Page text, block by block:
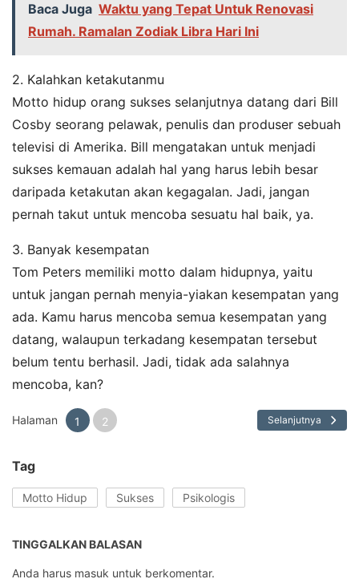
Baca Juga Waktu yang Tepat Untuk Renovasi
Rumah. Ramalan Zodiak Libra Hari Ini
2. Kalahkan ketakutanmu
Motto hidup orang sukses selanjutnya datang dari Bill
Cosby seorang pelawak, penulis dan produser sebuah
televisi di Amerika. Bill mengatakan untuk menjadi
sukses kemauan adalah hal yang harus lebih besar
daripada ketakutan akan kegagalan. Jadi, jangan
pernah takut untuk mencoba sesuatu hal baik, ya.
3. Banyak kesempatan
Tom Peters memiliki motto dalam hidupnya, yaitu
untuk jangan pernah menyia-yiakan kesempatan yang
ada. Kamu harus mencoba semua kesempatan yang
datang, walaupun terkadang kesempatan tersebut
belum tentu berhasil. Jadi, tidak ada salahnya
mencoba, kan?
Halaman 1 2 Selanjutnya
Tag
Motto Hidup Sukses Psikologis
TINGGALKAN BALASAN
Anda harus masuk untuk berkomentar.